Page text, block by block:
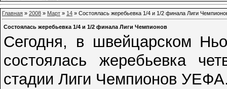
Главная » 2008 » Март » 14 » Состоялась жеребьевка 1/4 и 1/2 финала Лиги
Состоялась жеребьевка 1/4 и 1/2 финала Лиги Чемпионов
Сегодня, в швейцарском
состоялась жеребьевка
стадии Лиги Чемпионов